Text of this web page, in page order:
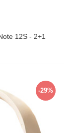
12S - 2+1
-29%